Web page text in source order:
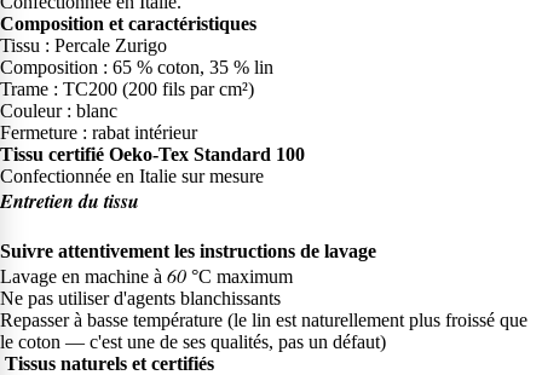
Composition et caractéristiques
Tissu : Percale Zurigo
Composition : 65 % coton, 35 % lin
Trame : TC200 (200 fils par cm²)
Couleur : blanc
Fermeture : rabat intérieur
Tissu certifié Oeko-Tex Standard 100
Confectionnée en Italie sur mesure
Entretien du tissu
Suivre attentivement les instructions de lavage
Lavage en machine à 60 °C maximum
Ne pas utiliser d'agents blanchissants
Repasser à basse température (le lin est naturellement plus froissé que
le coton — c'est une de ses qualités, pas un défaut)
Tissus naturels et certifiés